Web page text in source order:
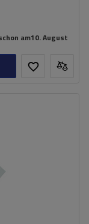
am10. August